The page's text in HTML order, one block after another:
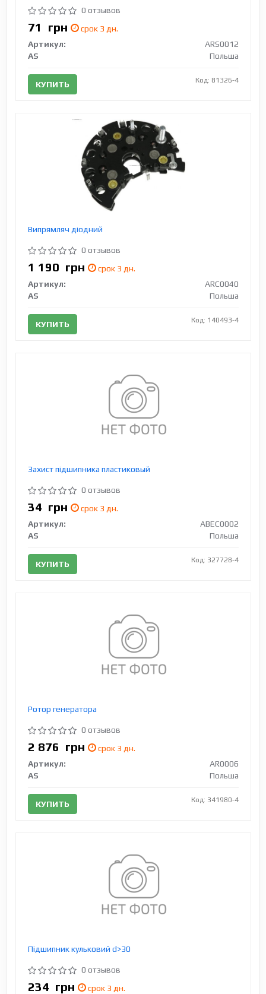
0 отзывов
71 грн
срок 3 дн.
Артикул:
ARS0012
AS
Польша
КУПИТЬ Код: 81326-4
Випрямляч діодний
0 отзывов
1 190 грн
срок 3 дн.
Артикул:
ARC0040
AS
Польша
КУПИТЬ Код: 140493-4
Захист підшипника пластиковый
0 отзывов
34 грн
срок 3 дн.
Артикул:
ABEC0002
AS
Польша
КУПИТЬ Код: 327728-4
Ротор генератора
0 отзывов
2 876 грн
срок 3 дн.
Артикул:
AR0006
AS
Польша
КУПИТЬ Код: 341980-4
Підшипник кульковий d>30
0 отзывов
234 грн
срок 3 дн.